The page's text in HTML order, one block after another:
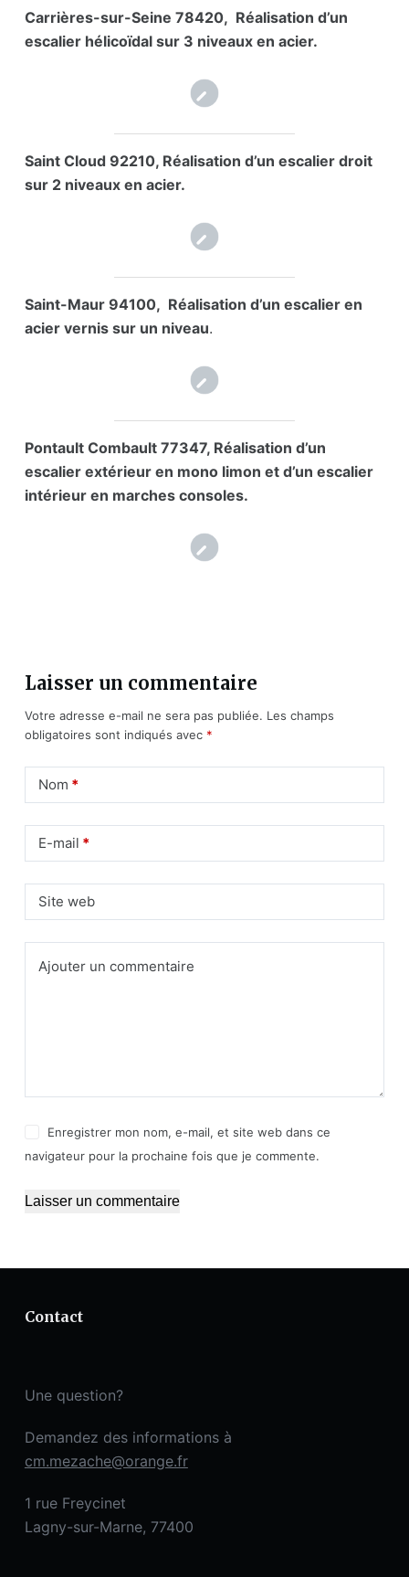
Carrières-sur-Seine 78420, Réalisation d’un
escalier hélicoïdal sur 3 niveaux en acier.
Saint Cloud 92210, Réalisation d’un escalier droit
sur 2 niveaux en acier.
Saint-Maur 94100, Réalisation d’un escalier en
acier vernis sur un niveau.
Pontault Combault 77347, Réalisation d’un
escalier extérieur en mono limon et d’un escalier
intérieur en marches consoles.
Laisser un commentaire
Votre adresse e-mail ne sera pas publiée. Les champs
obligatoires sont indiqués avec *
Nom *
E-mail *
Site web
Ajouter un commentaire
Enregistrer mon nom, e-mail, et site web dans ce
navigateur pour la prochaine fois que je commente.
Laisser un commentaire
Contact
Une question?
Demandez des informations à
cm.mezache@orange.fr
1 rue Freycinet
Lagny-sur-Marne, 77400